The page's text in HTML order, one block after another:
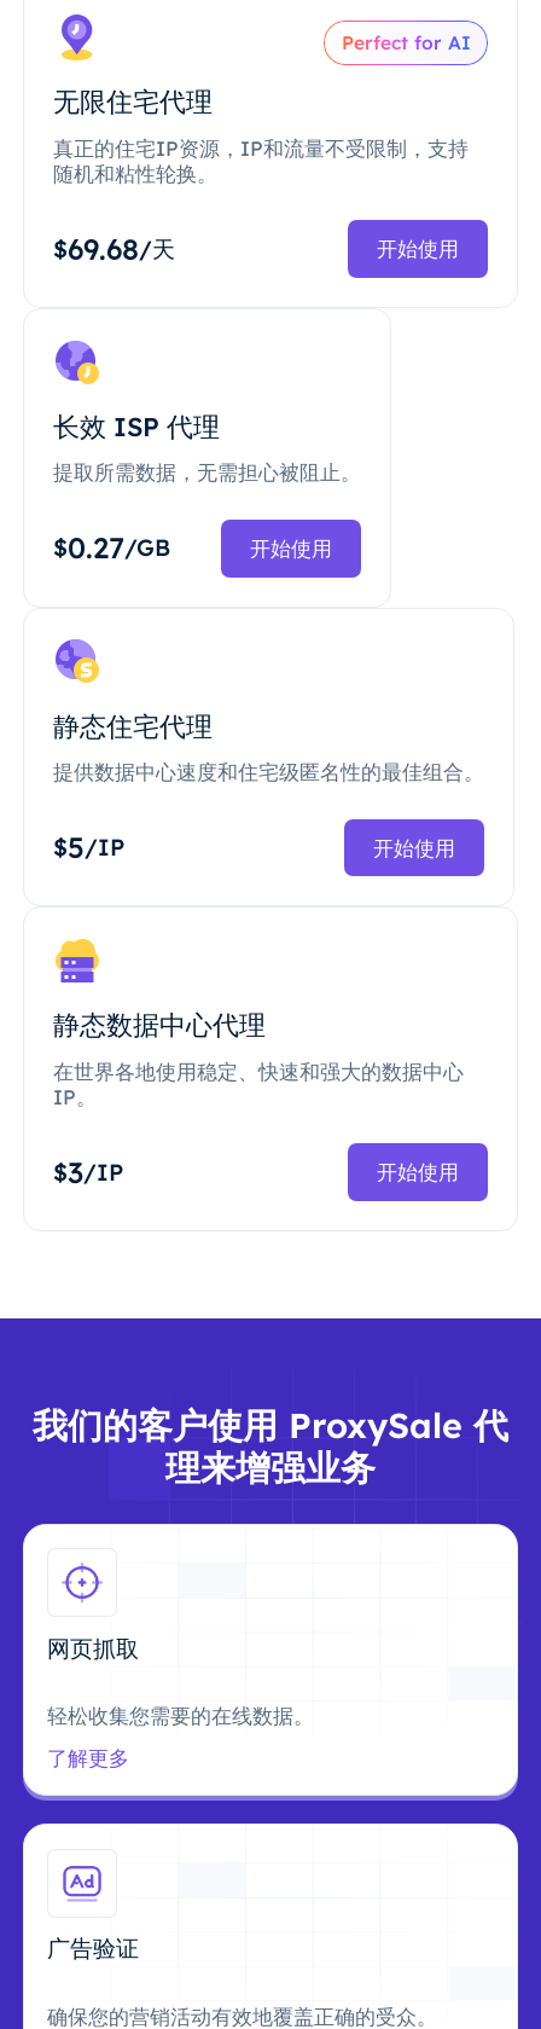
Perfect for AI
无限住宅代理
真正的住宅IP资源，IP和流量不受限制，支持
随机和粘性轮换。
$69.68/天 开始使用
长效 ISP 代理
提取所需数据，无需担心被阻止。
$0.27/GB 开始使用
静态住宅代理
提供数据中心速度和住宅级匿名性的最佳组合。
$5/IP 开始使用
静态数据中心代理
在世界各地使用稳定、快速和强大的数据中心
IP。
$3/IP 开始使用
我们的客户使用 ProxySale 代
理来增强业务
网页抓取
轻松收集您需要的在线数据。
了解更多
广告验证
确保您的营销活动有效地覆盖正确的受众。